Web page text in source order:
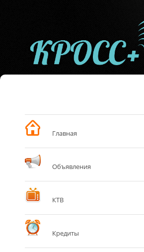
Главная
Объявления
КТВ
Кредиты